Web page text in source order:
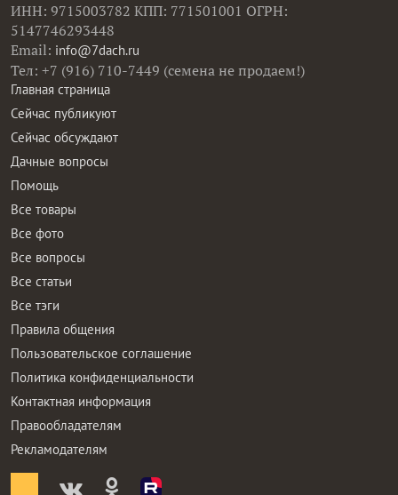
ИНН: 9715003782 КПП: 771501001 ОГРН:
5147746293448
Email: info@7dach.ru
Тел: +7 (916) 710-7449 (семена не продаем!)
Главная страница
Сейчас публикуют
Сейчас обсуждают
Дачные вопросы
Помощь
Все товары
Все фото
Все вопросы
Все статьи
Все тэги
Правила общения
Пользовательское соглашение
Политика конфиденциальности
Контактная информация
Правообладателям
Рекламодателям